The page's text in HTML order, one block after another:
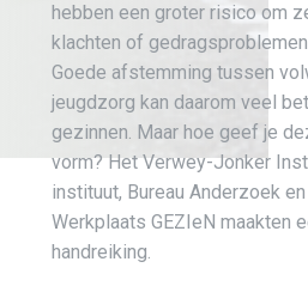
hebben een groter risico om
klachten of
Goede afstemming tussen
jeugdzorg kan daarom veel
gezinnen. Maar hoe geef je
vorm? Het Verwey-Jonker
instituut, Bureau Anderzoek
Werkplaats GEZIeN maakten
handreiking.